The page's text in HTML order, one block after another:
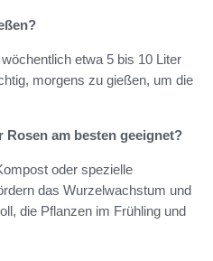
etwa 5 bis 10 Liter
morgens zu gießen, um die
am besten geeignet?
oder spezielle
das Wurzelwachstum und
die Pflanzen im Frühling und